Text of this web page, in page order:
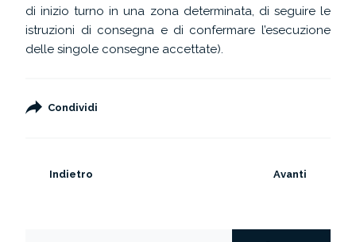
di inizio turno in una zona determinata, di seguire le
istruzioni di consegna e di confermare l’esecuzione
delle singole consegne accettate).
Condividi
Indietro Avanti